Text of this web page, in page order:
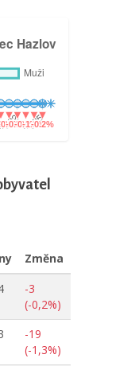
Změna
-3
(-0,2%)
-19
(-1,3%)